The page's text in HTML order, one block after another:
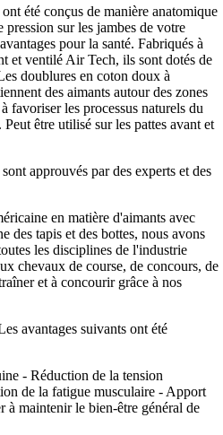
été conçus de manière anatomique
sur les jambes de votre
pour la santé. Fabriqués à
et ventilé Air Tech, ils sont dotés de
doublures en coton doux à
des aimants autour des zones
favoriser les processus naturels du
être utilisé sur les pattes avant et
approuvés par des experts et des
en matière d'aimants avec
des tapis et des bottes, nous avons
les disciplines de l'industrie
chevaux de course, de concours, de
et à concourir grâce à nos
avantages suivants ont été
- Réduction de la tension
de la fatigue musculaire - Apport
à maintenir le bien-être général de